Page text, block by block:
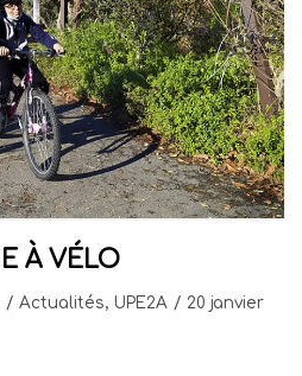
À VÉLO
Actualités, UPE2A
20 janvier